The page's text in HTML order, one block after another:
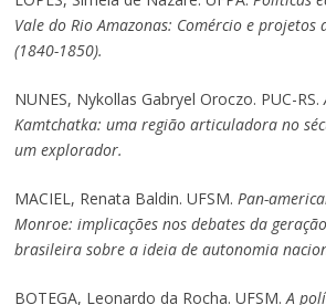
Vale do Rio Amazonas: Comércio e projetos
(1840-1850).
NUNES, Nykollas Gabryel Oroczo. PUC-RS.
Kamtchatka: uma região articuladora no
um explorador.
MACIEL, Renata Baldin. UFSM. Pan-
Monroe: implicações nos debates da
brasileira sobre a ideia de autonomia
BOTEGA, Leonardo da Rocha. UFSM. A